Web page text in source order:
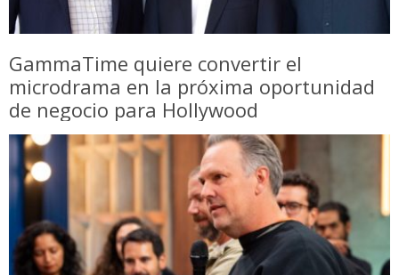
GammaTime quiere convertir el
microdrama en la próxima oportunidad
de negocio para Hollywood